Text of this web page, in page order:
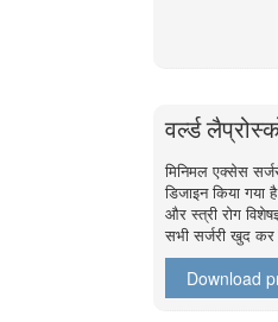
वर्ल्ड
मिनिमल एक्सेस
डिजाइन किया गया
और स्त्री रोग
सभी सर्जरी खुद
Download